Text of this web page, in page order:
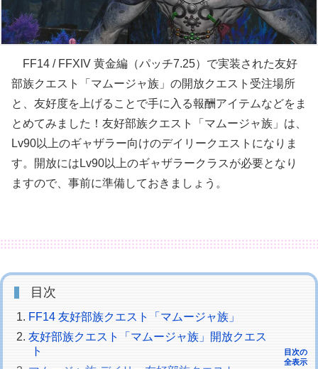
FF14 / FFXIV 黄金編（パッチ7.25）で実装された友好
部族クエスト「マムージャ族」の開放クエスト受注場所
と、友好度を上げることで手に入る報酬アイテムなどをま
とめてみました！友好部族クエスト「マムージャ族」は、
Lv90以上のギャザラー向けのデイリークエストになりま
す。開放にはLv90以上のギャザラークラスが必要となり
ますので、事前に準備しておきましょう。
目次
FF14 友好部族クエスト「マムージャ族」
友好部族クエスト「マムージャ族」開放クエス
ト
目次の
全表示